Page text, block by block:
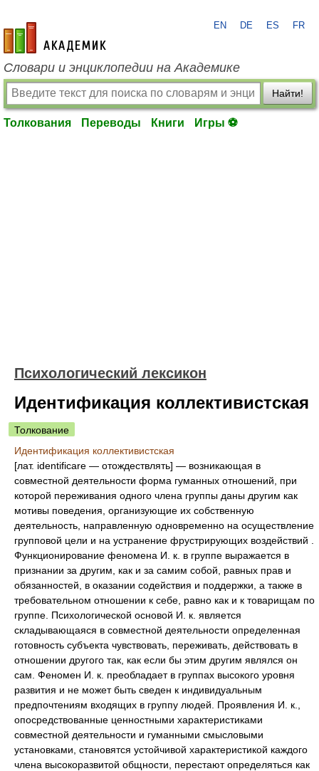
academic.ru
EN DE ES FR
Словари и энциклопедии на Академике
Найти!
Толкования Переводы Книги Игры ⚽
Психологический лексикон
Идентификация коллективистская
Толкование
Идентификация коллективистская
[лат. identificare — отождествлять] — возникающая в
совместной деятельности форма гуманных отношений, при
которой переживания одного члена группы даны другим как
мотивы поведения, организующие их собственную
деятельность, направленную одновременно на осуществление
групповой цели и на устранение фрустрирующих воздействий .
Функционирование феномена И. к. в группе выражается в
признании за другим, как и за самим собой, равных прав и
обязанностей, в оказании содействия и поддержки, а также в
требовательном отношении к себе, равно как и к товарищам по
группе. Психологической основой И. к. является
складывающаяся в совместной деятельности определенная
готовность субъекта чувствовать, переживать, действовать в
отношении другого так, как если бы этим другим являлся он
сам. Феномен И. к. преобладает в группах высокого уровня
развития и не может быть сведен к индивидуальным
предпочтениям входящих в группу людей. Проявления И. к.,
опосредствованные ценностными характеристиками
совместной деятельности и гуманными смысловыми
установками, становятся устойчивой характеристикой каждого
члена высокоразвитой общности, перестают определяться как